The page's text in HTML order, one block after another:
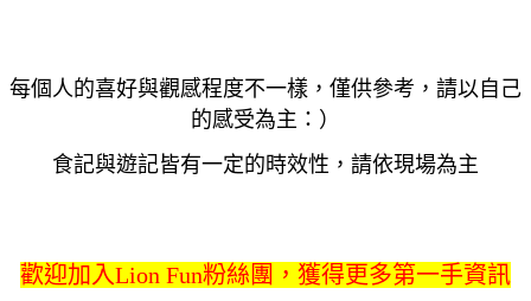
每個人的喜好與觀感程度不一樣，僅供參考，請以自己
的感受為主：）
食記與遊記皆有一定的時效性，請依現場為主
歡迎加入Lion Fun粉絲團，獲得更多第一手資訊